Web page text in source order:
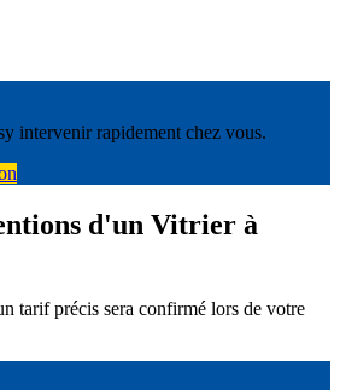
intervenir rapidement chez vous.
d'un Vitrier à
tarif précis sera confirmé lors de votre